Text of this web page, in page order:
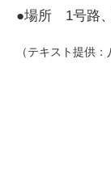
●場所 1号路
（テキスト提供